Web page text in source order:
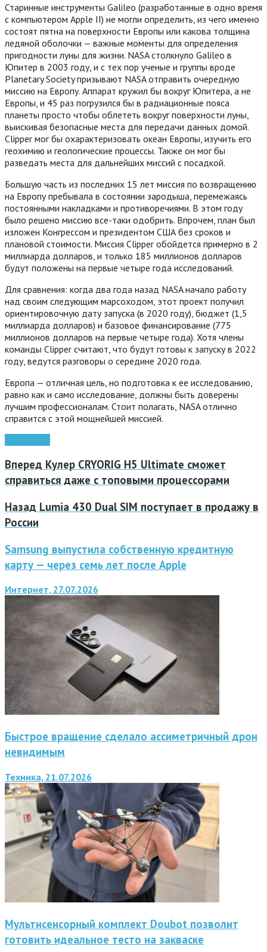
Старинные инструменты Galileo (разработанные в одно время
с компьютером Apple II) не могли определить, из чего именно
состоят пятна на поверхности Европы или какова толщина
ледяной оболочки — важные моменты для определения
пригодности луны для жизни. NASA столкнуло Galileo в
Юпитер в 2003 году, и с тех пор ученые и группы вроде
Planetary Society призывают NASA отправить очередную
миссию на Европу. Аппарат кружил бы вокруг Юпитера, а не
Европы, и 45 раз погрузился бы в радиационные пояса
планеты просто чтобы облететь вокруг поверхности луны,
выискивая безопасные места для передачи данных домой.
Clipper мог бы охарактеризовать океан Европы, изучить его
геохимию и геологические процессы. Также он мог бы
разведать места для дальнейших миссий с посадкой.
Большую часть из последних 15 лет миссия по возвращению
на Европу пребывала в состоянии зародыша, перемежаясь
постоянными накладками и противоречиями. В этом году
было решено миссию все-таки одобрить. Впрочем, план был
изложен Конгрессом и президентом США без сроков и
плановой стоимости. Миссия Clipper обойдется примерно в 2
миллиарда долларов, и только 185 миллионов долларов
будут положены на первые четыре года исследований.
Для сравнения: когда два года назад NASA начало работу
над своим следующим марсоходом, этот проект получил
ориентировочную дату запуска (в 2020 году), бюджет (1,5
миллиарда долларов) и базовое финансирование (775
миллионов долларов на первые четыре года). Хотя члены
команды Clipper считают, что будут готовы к запуску в 2022
году, ведутся разговоры о середине 2020 года.
Европа — отличная цель, но подготовка к ее исследованию,
равно как и само исследование, должны быть доверены
лучшим профессионалам. Стоит полагать, NASA отлично
справится с этой мощнейшей миссией.
Вперед Кулер CRYORIG H5 Ultimate сможет
справиться даже с топовыми процессорами
Назад Lumia 430 Dual SIM поступает в продажу в
России
Samsung выпустила собственную кредитную
карту — через семь лет после Apple
Интернет, 27.07.2026
Быстрое вращение сделало ассиметричный дрон
невидимым
Техника, 21.07.2026
Мультисенсорный комплект Doubot позволит
готовить идеальное тесто на закваске